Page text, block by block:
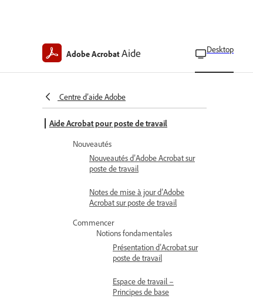
Adobe AcrobatAide Desktop
Centre d’aide Adobe
Aide Acrobat pour poste de travail
Nouveautés
Nouveautés d’Adobe Acrobat sur
poste de travail
Notes de mise à jour d’Adobe
Acrobat sur poste de travail
Commencer
Notions fondamentales
Présentation d’Acrobat sur
poste de travail
Espace de travail –
Principes de base